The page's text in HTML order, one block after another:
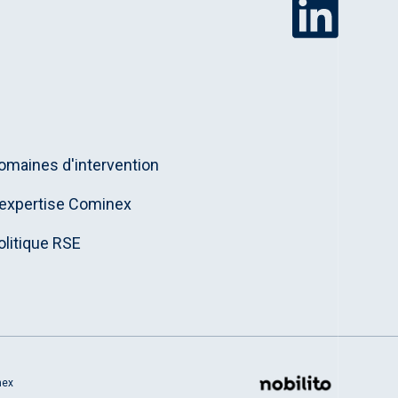
d'intervention
Cominex
RSE